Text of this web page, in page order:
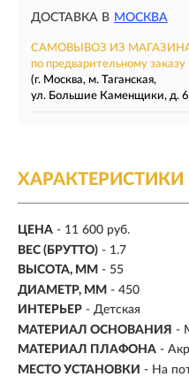
ДОСТАВКА В МОСКВА
САМОВЫВОЗ ИЗ
по предварительному заказу
(г. Москва, м. Таганская,
ул. Большие Каменщики, д.
ХАРАКТЕРИСТИКИ
ЦЕНА - 11 600 руб.
ВЕС (БРУТТО) - 1.7
ВЫСОТА, ММ - 55
ДИАМЕТР, ММ - 450
ИНТЕРЬЕР - Детская
МАТЕРИАЛ ОСНОВАНИЯ -
МАТЕРИАЛ ПЛАФОНА -
МЕСТО УСТАНОВКИ - На